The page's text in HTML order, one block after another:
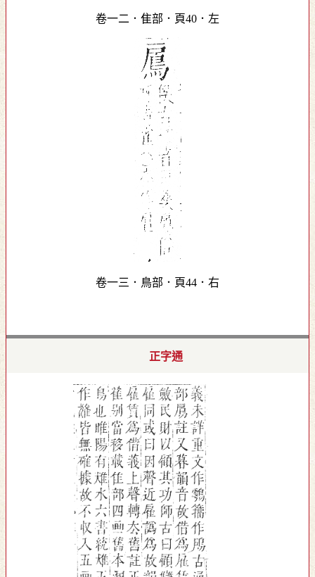
卷一二．隹部．頁40．左
卷一三．鳥部．頁44．右
正字通